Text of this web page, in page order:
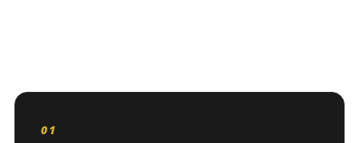
01